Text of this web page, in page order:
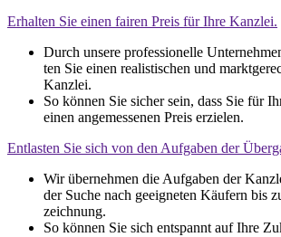
Erhal­ten Sie einen fai­ren Preis für Ihre Kanz­lei.
Durch unse­re pro­fes­sio­nel­le
ten Sie einen rea­lis­ti­schen und
Kanz­lei.
So kön­nen Sie sicher sein, dass Sie für
einen ange­mes­se­nen Preis erzie­len.
Ent­las­ten Sie sich von den Auf­ga­ben der
Wir über­neh­men die Auf­ga­ben der
der Suche nach geeig­ne­ten Käu­fern bis
zeich­nung.
So kön­nen Sie sich ent­spannt auf Ihre